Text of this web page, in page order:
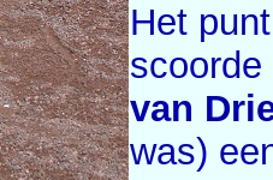
Het
van
was)